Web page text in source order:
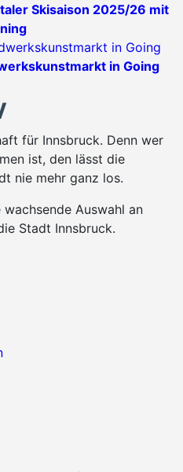
Skisaison 2025/26 mit
in Going
für Innsbruck. Denn wer
ist, den lässt die
nie mehr ganz los.
Auswahl an
Stadt Innsbruck.